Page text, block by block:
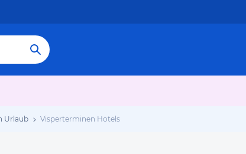
Urlaub Visperterminen Hotels